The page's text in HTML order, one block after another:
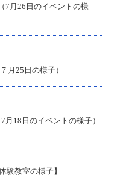
月26日のイベントの様
25日の様子）
18日のイベントの様子）
験教室の様子】